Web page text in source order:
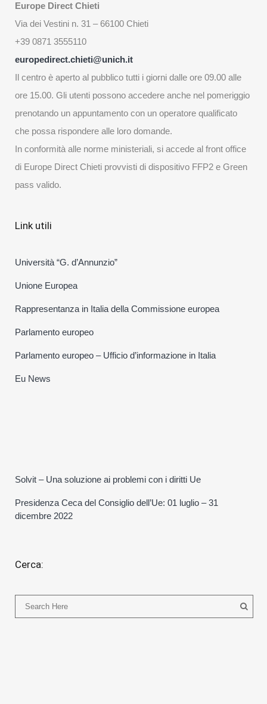
Europe Direct Chieti
Via dei Vestini n. 31 – 66100 Chieti
+39 0871 3555110
europedirect.chieti@unich.it
Il centro è aperto al pubblico tutti i giorni dalle ore 09.00 alle
ore 15.00. Gli utenti possono accedere anche nel pomeriggio
prenotando un appuntamento con un operatore qualificato
che possa rispondere alle loro domande.
In conformità alle norme ministeriali, si accede al front office
di Europe Direct Chieti provvisti di dispositivo FFP2 e Green
pass valido.
Link utili
Università “G. d’Annunzio”
Unione Europea
Rappresentanza in Italia della Commissione europea
Parlamento europeo
Parlamento europeo – Ufficio d’informazione in Italia
Eu News
Solvit – Una soluzione ai problemi con i diritti Ue
Presidenza Ceca del Consiglio dell’Ue: 01 luglio – 31
dicembre 2022
Cerca: